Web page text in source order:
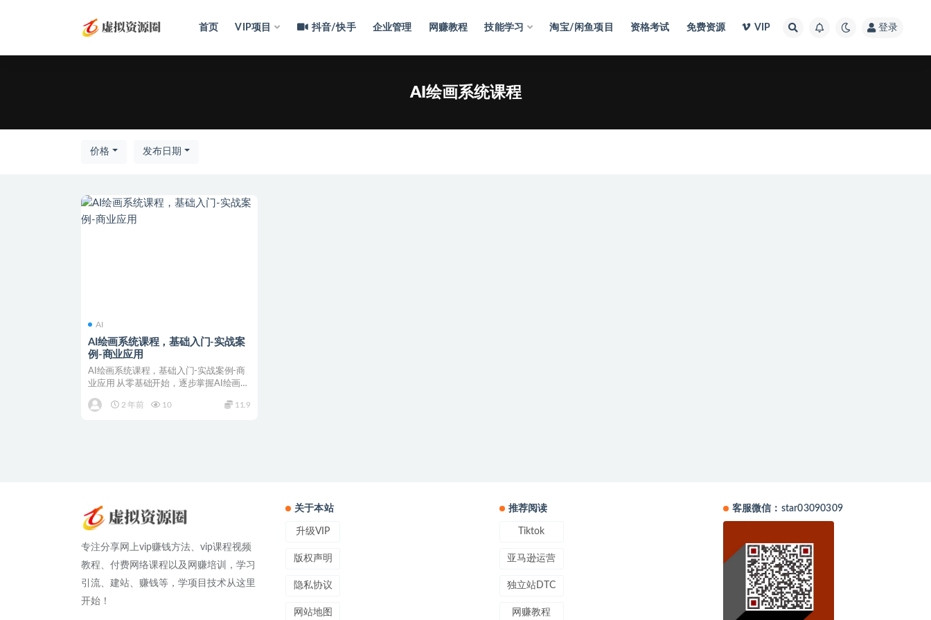
首页 VIP项目 抖音/快手 企业管理 网赚教程 技能学习 淘宝/闲鱼项目 资格考试 免费资源 VIP 登录
AI绘画系统课程
价格 发布日期
AI
AI绘画系统课程，基础入门-实战案
例-商业应用
AI绘画系统课程，基础入门-实战案例-商
业应用 从零基础开始，逐步掌握AI绘画的
2 年前
10 11.9
专注分享网上vip赚钱方法、vip课程视频
教程、付费网络课程以及网赚培训，学习
引流、建站、赚钱等，学项目技术从这里
开始！
关于本站
升级VIP
版权声明
隐私协议
网站地图
推荐阅读
Tiktok
亚马逊运营
独立站DTC
网赚教程
客服微信：star03090309